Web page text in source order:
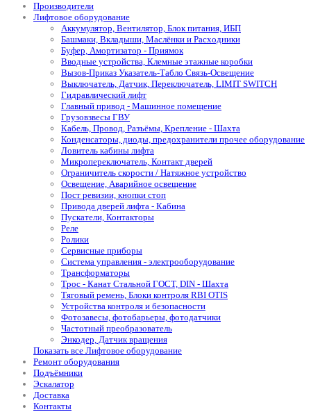
Производители
Лифтовое оборудование
Аккумулятор, Вентилятор, Блок питания, ИБП
Башмаки, Вкладыши, Маслёнки и Расходники
Буфер, Амортизатор - Приямок
Вводные устройства, Клемные этажные коробки
Вызов-Приказ Указатель-Табло Связь-Освещение
Выключатель, Датчик, Переключатель, LIMIT SWITCH
Гидравлический лифт
Главный привод - Машинное помещение
Грузовзвесы ГВУ
Кабель, Провод, Разъёмы, Крепление - Шахта
Конденсаторы, диоды, предохранители прочее оборудование
Ловитель кабины лифта
Микропереключатель, Контакт дверей
Ограничитель скорости / Натяжное устройство
Освещение, Аварийное освещение
Пост ревизии, кнопки стоп
Привода дверей лифта - Кабина
Пускатели, Контакторы
Реле
Ролики
Сервисные приборы
Система управления - электрооборудование
Трансформаторы
Трос - Канат Стальной ГОСТ, DIN - Шахта
Тяговый ремень, Блоки контроля RBI OTIS
Устройства контроля и безопасности
Фотозавесы, фотобарьеры, фотодатчики
Частотный преобразователь
Энкодер, Датчик вращения
Показать все Лифтовое оборудование
Ремонт оборудования
Подъёмники
Эскалатор
Доставка
Контакты